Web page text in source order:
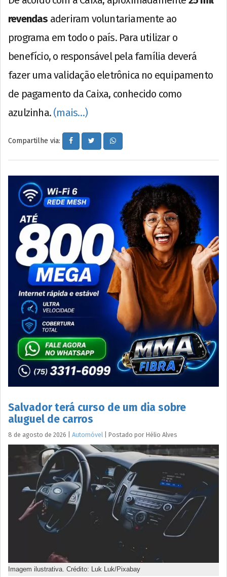
revendas aderiram voluntariamente ao
programa em todo o país. Para utilizar o
benefício, o responsável pela família deverá
fazer uma validação eletrônica no equipamento
de pagamento da Caixa, conhecido como
azulzinha. (mais…)
Compartilhe via:
Salvador terá curso de um dia sobre
aluguel de carros
8 de agosto de 2026 Automóvel Postado por Hélio Alves
Imagem ilustrativa. Crédito: Luk Luk/Pixabay